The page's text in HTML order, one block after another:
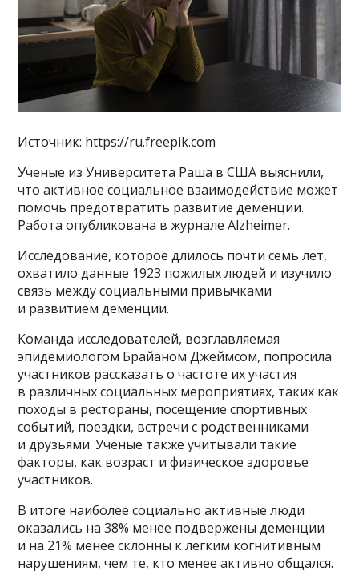
Источник: https://ru.freepik.com
Ученые из Университета Раша в США выяснили,
что активное социальное взаимодействие может
помочь предотвратить развитие деменции.
Работа опубликована в журнале Alzheimer.
Исследование, которое длилось почти семь лет,
охватило данные 1923 пожилых людей и изучило
связь между социальными привычками
и развитием деменции.
Команда исследователей, возглавляемая
эпидемиологом Брайаном Джеймсом, попросила
участников рассказать о частоте их участия
в различных социальных мероприятиях, таких как
походы в рестораны, посещение спортивных
событий, поездки, встречи с родственниками
и друзьями. Ученые также учитывали такие
факторы, как возраст и физическое здоровье
участников.
В итоге наиболее социально активные люди
оказались на 38% менее подвержены деменции
и на 21% менее склонны к легким когнитивным
нарушениям, чем те, кто менее активно общался.